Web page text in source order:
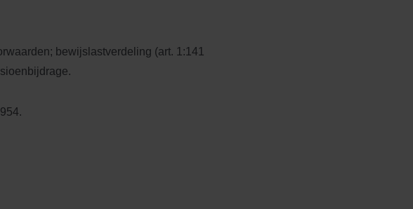
bewijslastverdeling (art. 1:141